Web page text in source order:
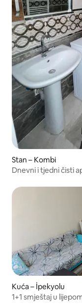
Stan – Kombi
Dnevni i tjedni čisti
Kuća – İpekyolu
1+1 smještaj u